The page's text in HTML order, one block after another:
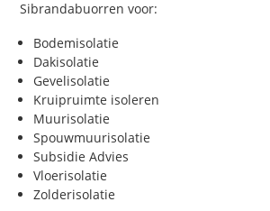
Sibrandabuorren voor:
Bodemisolatie
Dakisolatie
Gevelisolatie
Kruipruimte isoleren
Muurisolatie
Spouwmuurisolatie
Subsidie Advies
Vloerisolatie
Zolderisolatie